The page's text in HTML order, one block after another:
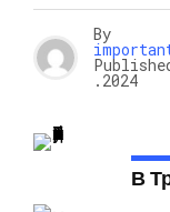
By
.2024
В